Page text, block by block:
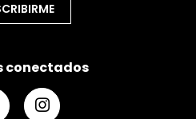
conectados
